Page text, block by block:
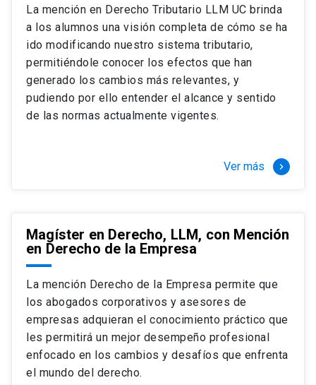
completamente a la actividad de graduación de
diciembre a marzo.
2 cursos mínimos (10 créditos) Primer
semestre
+ 5 cursos a elección (50 créditos) Primer
semestre
+ 4 cursos a elección (40 créditos)
tres meses a tiempo completo (20
La mención en Derecho Tributario LLM UC brinda
a los alumnos una visión completa de cómo se ha
ido modificando nuestro sistema tributario,
permitiéndole conocer los efectos que han
generado los cambios más relevantes, y
pudiendo por ello entender el alcance y sentido
de las normas actualmente vigentes.
Ver más keyboard_arrow_right
Magíster en Derecho, LLM, con Mención
en Derecho de la Empresa
La mención Derecho de la Empresa permite que
los abogados corporativos y asesores de
empresas adquieran el conocimiento práctico que
les permitirá un mejor desempeño profesional
enfocado en los cambios y desafíos que enfrenta
el mundo del derecho.